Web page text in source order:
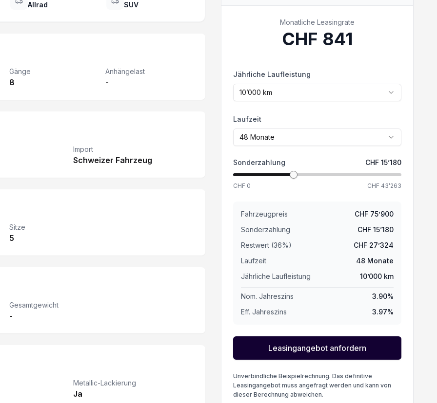
Allrad SUV
Gänge
8
Anhängelast
-
Import
Schweizer Fahrzeug
Sitze
5
Gesamtgewicht
-
Metallic-Lackierung
Ja
Monatliche Leasingrate
CHF 841
Jährliche Laufleistung
10’000 km
Laufzeit
48 Monate
Sonderzahlung CHF 15’180
CHF 0 CHF 43’263
Fahrzeugpreis CHF 75’900
Sonderzahlung
CHF 15’180
Restwert (36%) CHF 27’324
Laufzeit
48 Monate
Jährliche Laufleistung
10’000km
Nom. Jahreszins 3.90%
Eff. Jahreszins
3.97%
Leasingangebot anfordern
Unverbindliche Beispielrechnung. Das definitive
Leasingangebot muss angefragt werden und kann von
dieser Berechnung abweichen.